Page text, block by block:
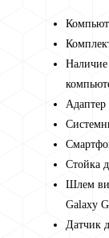
Стойка
Шлем
Galaxy
Датчик